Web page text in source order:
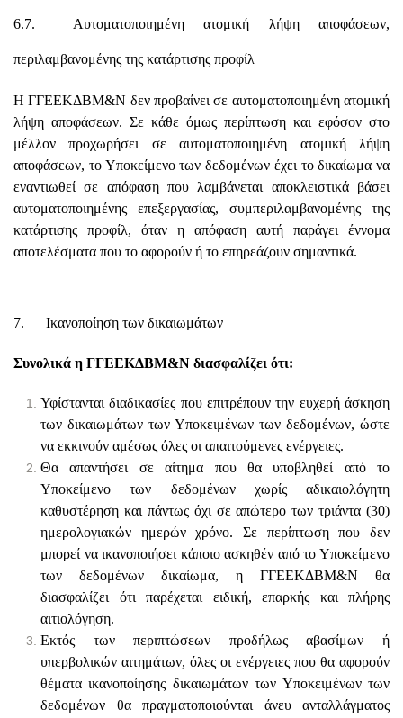
6.7. Αυτοματοποιημένη ατομική λήψη αποφάσεων,
περιλαμβανομένης της κατάρτισης προφίλ
Η ΓΓΕΕΚΔΒΜ&Ν δεν προβαίνει σε αυτοματοποιημένη ατομική
λήψη αποφάσεων. Σε κάθε όμως περίπτωση και εφόσον στο
μέλλον προχωρήσει σε αυτοματοποιημένη ατομική λήψη
αποφάσεων, το Υποκείμενο των δεδομένων έχει το δικαίωμα να
εναντιωθεί σε απόφαση που λαμβάνεται αποκλειστικά βάσει
αυτοματοποιημένης επεξεργασίας, συμπεριλαμβανομένης της
κατάρτισης προφίλ, όταν η απόφαση αυτή παράγει έννομα
αποτελέσματα που το αφορούν ή το επηρεάζουν σημαντικά.
7. Ικανοποίηση των δικαιωμάτων
Συνολικά η ΓΓΕΕΚΔΒΜ&Ν διασφαλίζει ότι:
Υφίστανται διαδικασίες που επιτρέπουν την ευχερή άσκηση
των δικαιωμάτων των Υποκειμένων των δεδομένων, ώστε
να εκκινούν αμέσως όλες οι απαιτούμενες ενέργειες.
Θα απαντήσει σε αίτημα που θα υποβληθεί από το
Υποκείμενο των δεδομένων χωρίς αδικαιολόγητη
καθυστέρηση και πάντως όχι σε απώτερο των τριάντα (30)
ημερολογιακών ημερών χρόνο. Σε περίπτωση που δεν
μπορεί να ικανοποιήσει κάποιο ασκηθέν από το Υποκείμενο
των δεδομένων δικαίωμα, η ΓΓΕΕΚΔΒΜ&Ν θα
διασφαλίζει ότι παρέχεται ειδική, επαρκής και πλήρης
αιτιολόγηση.
Εκτός των περιπτώσεων προδήλως αβασίμων ή
υπερβολικών αιτημάτων, όλες οι ενέργειες που θα αφορούν
θέματα ικανοποίησης δικαιωμάτων των Υποκειμένων των
δεδομένων θα πραγματοποιούνται άνευ ανταλλάγματος